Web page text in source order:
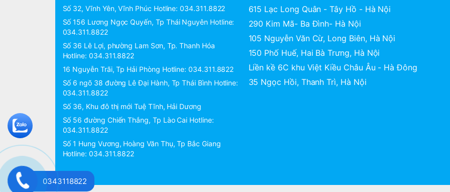
0343118822
Số 32, Vĩnh Yên, Vĩnh Phúc Hotline: 034.311.8822
Số 156 Lương Ngọc Quyến, Tp Thái Nguyên Hotline:
034.311.8822
Số 36 Lê Lợi, phường Lam Sơn, Tp. Thanh Hóa
Hotline: 034.311.8822
16 Nguyễn Trãi, Tp Hải Phòng Hotline: 034.311.8822
Số 6 ngõ 38 đường Lê Đại Hành, Tp Thái Bình Hotline:
034.311.8822
Số 36, Khu đô thị mới Tuệ Tĩnh, Hải Dương
Số 56 đường Chiến Thắng, Tp Lào Cai Hotline:
034.311.8822
Số 1 Hung Vương, Hoàng Văn Thụ, Tp Bắc Giang
Hotline: 034.311.8822
615 Lạc Long Quân - Tây Hồ - Hà Nội
290 Kim Mã- Ba Đình- Hà Nội
105 Nguyễn Văn Cừ, Long Biên, Hà Nội
150 Phố Huế, Hai Bà Trưng, Hà Nội
Liền kề 6C khu Việt Kiều Châu Âu - Hà Đông
35 Ngọc Hồi, Thanh Trì, Hà Nội